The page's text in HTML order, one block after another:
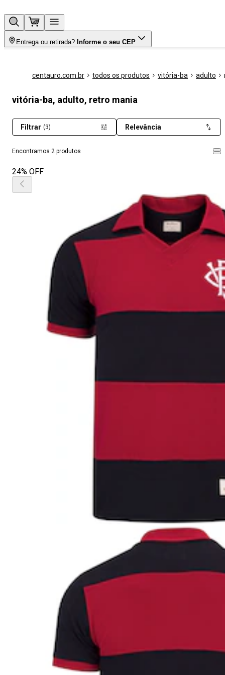
Entrega ou retirada? Informe o seu CEP
centauro.com.br todos os produtos vitória-ba adulto
vitória-ba, adulto, retro mania
Encontramos 2 produtos
Filtrar (3) Relevância
24% OFF